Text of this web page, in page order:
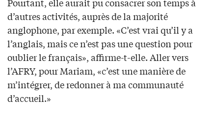
Pourtant, elle aurait pu consacrer son temps à
d’autres activités, auprès de la majorité
anglophone, par exemple. «C’est vrai qu’il y a
l’anglais, mais ce n’est pas une question pour
oublier le français», affirme-t-elle. Aller vers
l’AFRY, pour Mariam, «c’est une manière de
m’intégrer, de redonner à ma communauté
d’accueil.»